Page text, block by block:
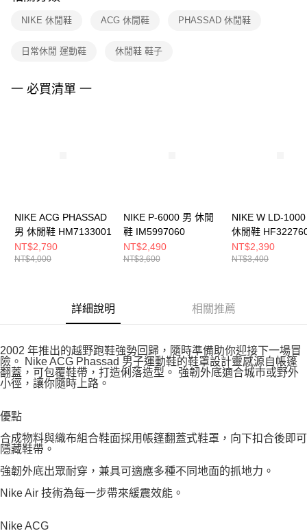
是否繳費成功／繳費後需取消欲退款等相關疑問，請聯繫「AFTEE先享後付
客戶支援中心」
https://netprotections.freshdesk.com/support/home
１．透過由恩沛科技股份有限公司提供之「AFTEE先享後付」服務完成之交
２．關於個人資料處理事宜，請瀏覽以下網址：
NIKE 休閒鞋 ACG 休閒鞋 PHASSAD 休閒鞋
日常休閒 運動鞋 休閒鞋 鞋子
一 必買清單 一
NIKE ACG PHASSAD
男 休閒鞋 HM7133001
NT$2,790
NT$4,000
NIKE P-6000 男 休閒
鞋 IM5997060
NT$2,490
NT$3,600
NIKE W LD-
休閒鞋
NT$2,390
NT$3,400
詳細說明 相關推薦
2002 年推出的越野跑鞋強勢回歸，隨時準備助你迎接下一場冒
險。 Nike ACG Phassad 男子運動鞋的鞋罩設計靈感源自帳篷
翻蓋，可包覆鞋帶，打造俐落造型。 強韌外底適合城市或野外
小徑，讓你隨時上路。
優點
合成物料與織布組合鞋面採用帳篷翻蓋式鞋罩，向下扣合後即可
隱藏鞋帶。
強韌外底出眾耐穿，兼具可適應多種不同地面的抓地力。
Nike Air 技術為每一步帶來緩震效能。
Nike ACG